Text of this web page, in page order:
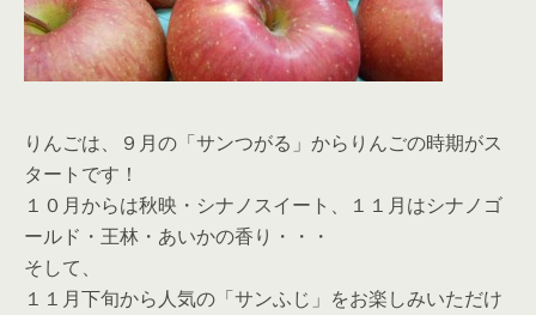
りんごは、９月の「サンつがる」からりんごの時期がス
タートです！
１０月からは秋映・シナノスイート、１１月はシナノゴ
ールド・王林・あいかの香り・・・
そして、
１１月下旬から人気の「サンふじ」をお楽しみいただけ